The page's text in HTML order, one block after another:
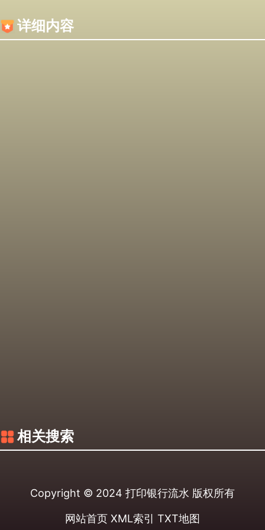
详细内容
相关搜索
Copyright © 2024 打印银行流水 版权所有
网站首页 XML索引 TXT地图